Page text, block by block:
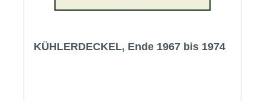
KÜHLERDECKEL, Ende 1967 bis 1974